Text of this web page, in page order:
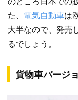
た、 電気自動車は
大半なので、発売
るでしょう。
貨物車バージ